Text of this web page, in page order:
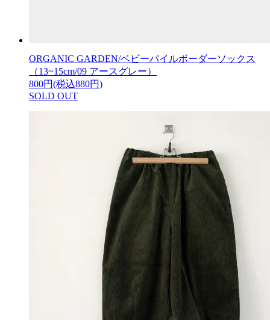
ORGANIC GARDEN/ベビーパイルボーダーソックス
（13~15cm/09 アースグレー）
800円(税込880円)
SOLD OUT